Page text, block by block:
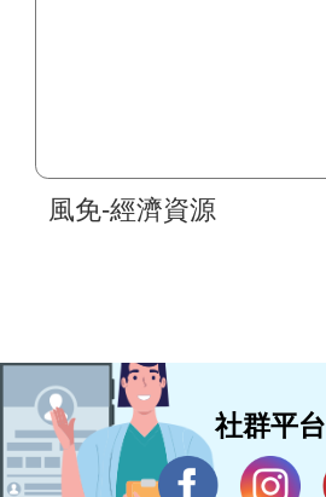
社群平台
到院指南